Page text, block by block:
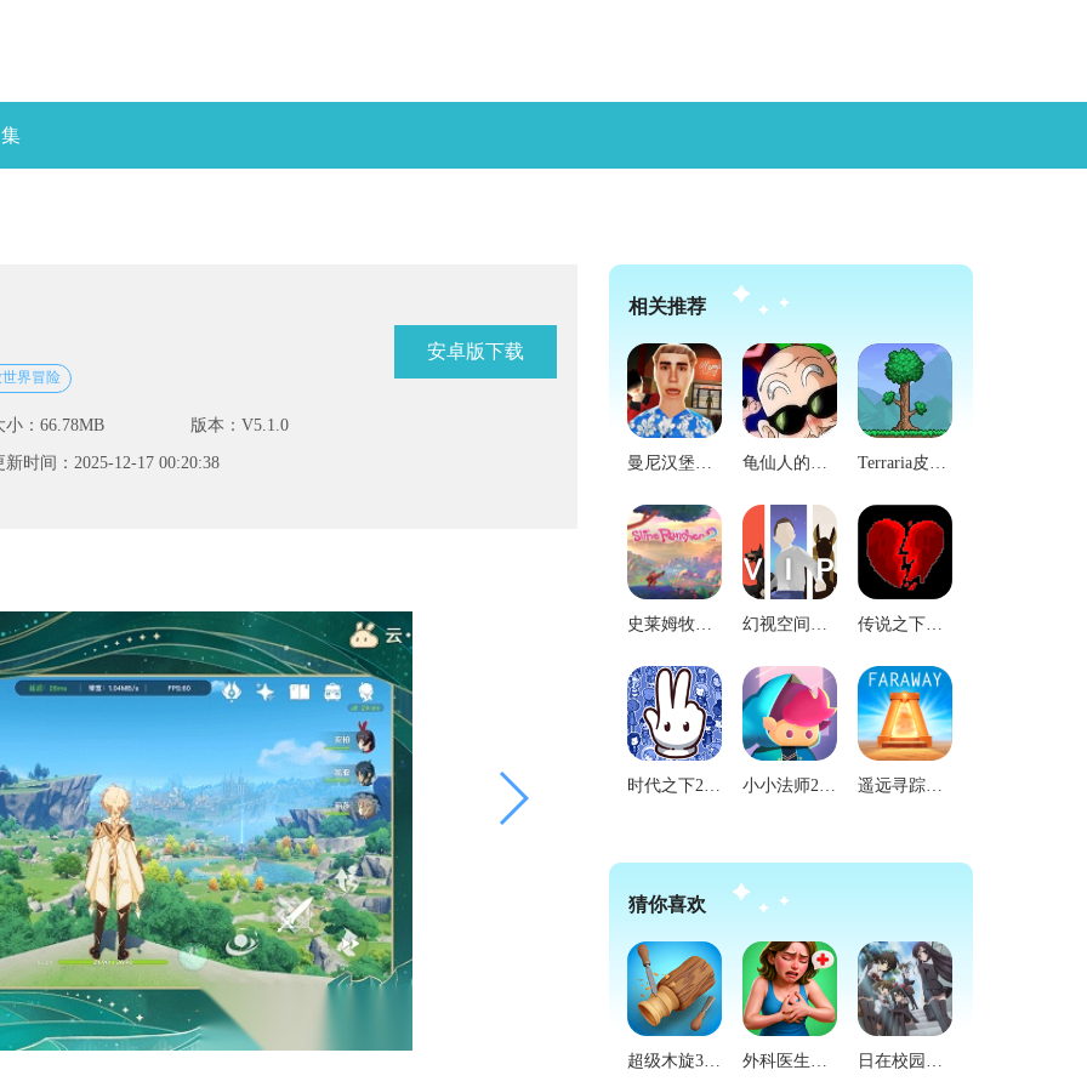
界冒险
小：66.78MB 版本：V5.1.0
新时间：2025-12-17 00:20:38
安卓版下载
相关推荐
曼尼汉堡店最新版 龟仙人的乐园汉化版 Terraria皮皮蛙汉化版
史莱姆牧场2移植版 幻视空间无敌版 传说之下三重审判汉化版
时代之下2发现手机版 小小法师2026最新版 遥远寻踪谜题逃脱免费版
猜你喜欢
超级木旋3D汉化版 外科医生手术模拟器汉化版 日在校园安卓版